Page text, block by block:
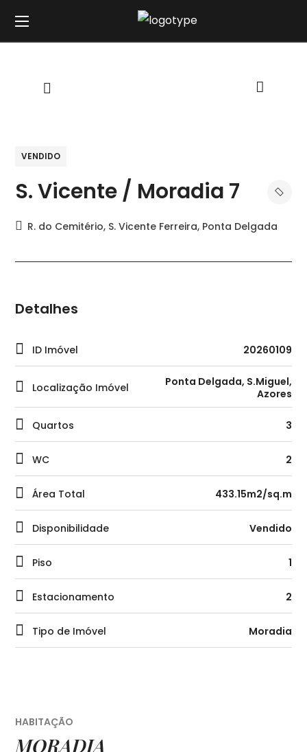
VENDIDO
S. Vicente / Moradia 7
R. do Cemitério, S. Vicente Ferreira, Ponta Delgada
Detalhes
ID Imóvel 20260109
Localização Imóvel
Ponta Delgada, S.Miguel,
Azores
Quartos 3
WC 2
Área Total 433.15m2/sq.m
Disponibilidade Vendido
Piso 1
Estacionamento 2
Tipo de Imóvel Moradia
HABITAÇÃO
MORADIA